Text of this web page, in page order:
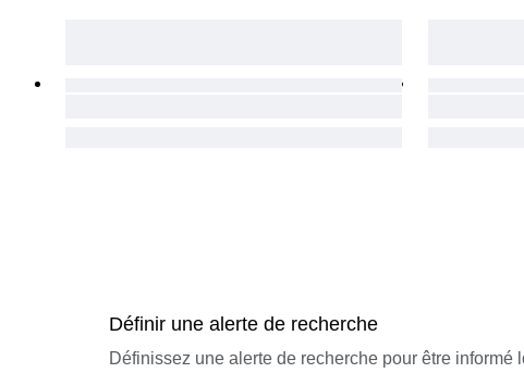
Définir une alerte de recherche
Définissez une alerte de recherche pour être informé